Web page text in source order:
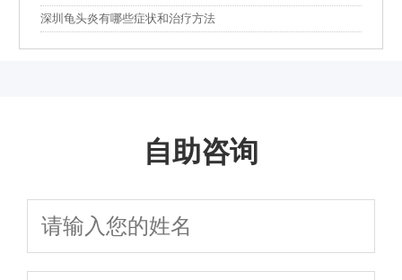
深圳龟头炎有哪些症状和治疗方法
自助咨询